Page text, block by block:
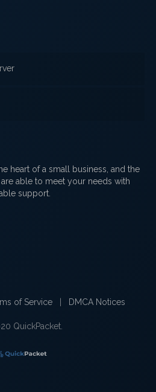
heart of a small business, and the
able to meet your needs with
support.
of Service DMCA Notices
QuickPacket.